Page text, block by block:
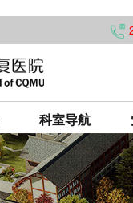
科室导航